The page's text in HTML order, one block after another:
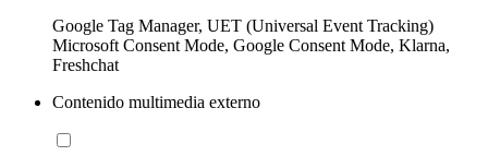
Google Tag Manager, UET (Universal Event Tracking)
Microsoft Consent Mode, Google Consent Mode, Klarna,
Freshchat
Contenido multimedia externo